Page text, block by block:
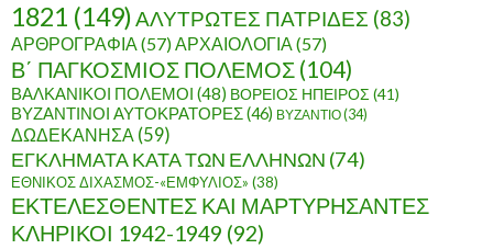
1821 (149)ΑΛΥΤΡΩΤΕΣ ΠΑΤΡΙΔΕΣ (83)
ΑΡΘΡΟΓΡΑΦΙΑ(57)ΑΡΧΑΙΟΛΟΓΙΑ(57)
Β΄ ΠΑΓΚΟΣΜΙΟΣ ΠΟΛΕΜΟΣ (104)
ΒΑΛΚΑΝΙΚΟΙ ΠΟΛΕΜΟΙ (48) ΒΟΡΕΙΟΣ ΗΠΕΙΡΟΣ (41)
ΒΥΖΑΝΤΙΝΟΙ ΑΥΤΟΚΡΑΤΟΡΕΣ(46) ΒΥΖΑΝΤΙΟ(34)
ΔΩΔΕΚΑΝΗΣΑ (59)
ΕΓΚΛΗΜΑΤΑ ΚΑΤΑ ΤΩΝ ΕΛΛΗΝΩΝ (74)
ΕΘΝΙΚΟΣ ΔΙΧΑΣΜΟΣ-«ΕΜΦΥΛΙΟΣ» (38)
ΕΚΤΕΛΕΣΘΕΝΤΕΣ ΚΑΙ ΜΑΡΤΥΡΗΣΑΝΤΕΣ
ΚΛΗΡΙΚΟΙ 1942-1949 (92)